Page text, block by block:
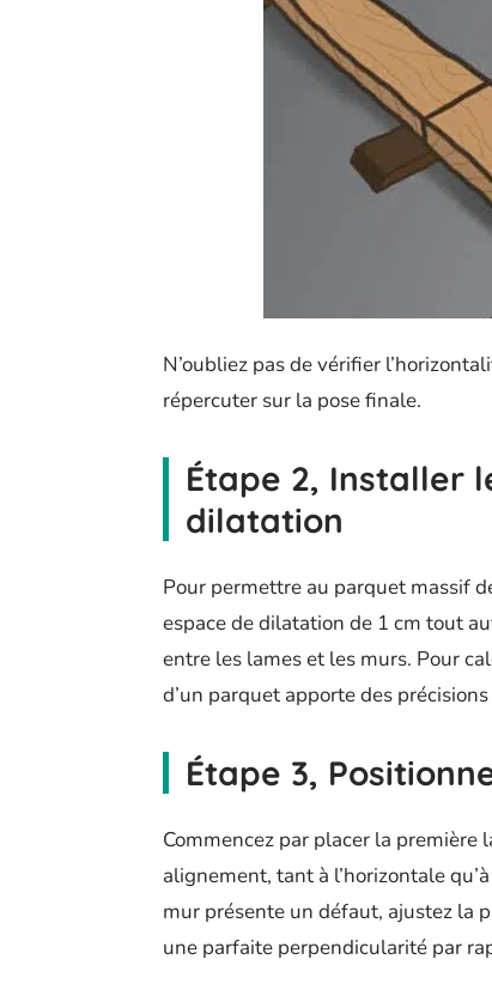
N’oubliez pas de vérifier
répercuter sur la pose finale.
Étape 2, Installer
dilatation
Pour permettre au parquet massif
espace de dilatation de 1 cm tout
entre les lames et les murs. Pour
d’un parquet apporte des
Étape 3,
Commencez par placer la
alignement, tant à l’horizontale
mur présente un défaut, ajustez la
une parfaite perpendicularité par